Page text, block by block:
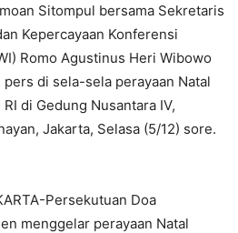
Sitompul bersama Sekretaris
Kepercayaan Konferensi
Romo Agustinus Heri Wibowo
di sela-sela perayaan Natal
di Gedung Nusantara IV,
Jakarta, Selasa (5/12) sore.
Persekutuan Doa
menggelar perayaan Natal